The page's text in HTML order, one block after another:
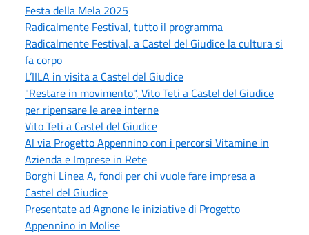
Festa della Mela 2025
Radicalmente Festival, tutto il programma
Radicalmente Festival, a Castel del Giudice la cultura si
fa corpo
L’IILA in visita a Castel del Giudice
"Restare in movimento", Vito Teti a Castel del Giudice
per ripensare le aree interne
Vito Teti a Castel del Giudice
Al via Progetto Appennino con i percorsi Vitamine in
Azienda e Imprese in Rete
Borghi Linea A, fondi per chi vuole fare impresa a
Castel del Giudice
Presentate ad Agnone le iniziative di Progetto
Appennino in Molise